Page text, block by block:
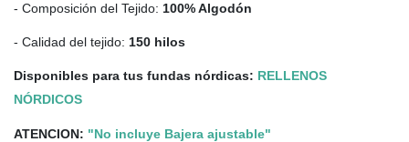
- Composición del Tejido: 100% Algodón
- Calidad del tejido: 150 hilos
Disponibles para tus fundas nórdicas: RELLENOS
NÓRDICOS
ATENCION: "No incluye Bajera ajustable"